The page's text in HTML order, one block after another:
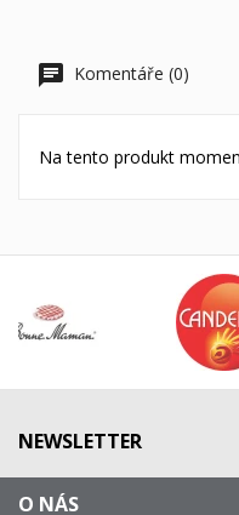
Komentáře (0)
Na tento produkt
NEWSLETTER
O NÁS